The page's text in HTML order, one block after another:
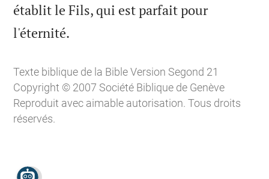
établit le Fils, qui est parfait pour
l'éternité.
Texte biblique de la Bible Version Segond 21
Copyright © 2007 Société Biblique de Genève
Reproduit avec aimable autorisation. Tous droits
réservés.